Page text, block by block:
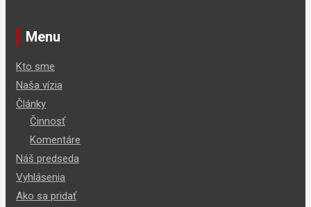
Menu
Kto sme
Naša vízia
Články
Činnosť
Komentáre
Náš predseda
Vyhlásenia
Ako sa pridať